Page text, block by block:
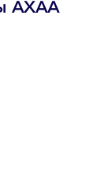
АХАА